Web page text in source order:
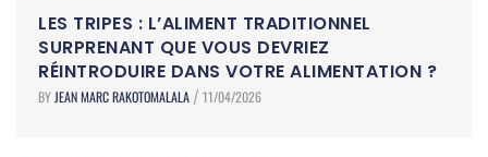
LES TRIPES : L’ALIMENT TRADITIONNEL
SURPRENANT QUE VOUS DEVRIEZ
RÉINTRODUIRE DANS VOTRE ALIMENTATION ?
BY JEAN MARC RAKOTOMALALA / 11/04/2026